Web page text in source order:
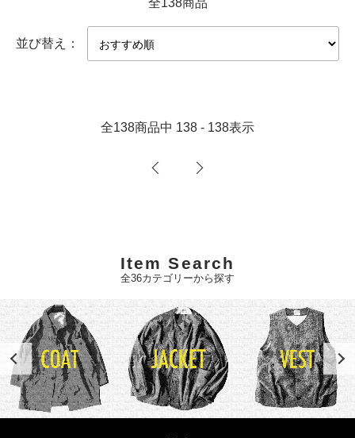
全138商品
並び替え：
全138商品中 138 - 138表示
Item Search
全36カテゴリーから探す